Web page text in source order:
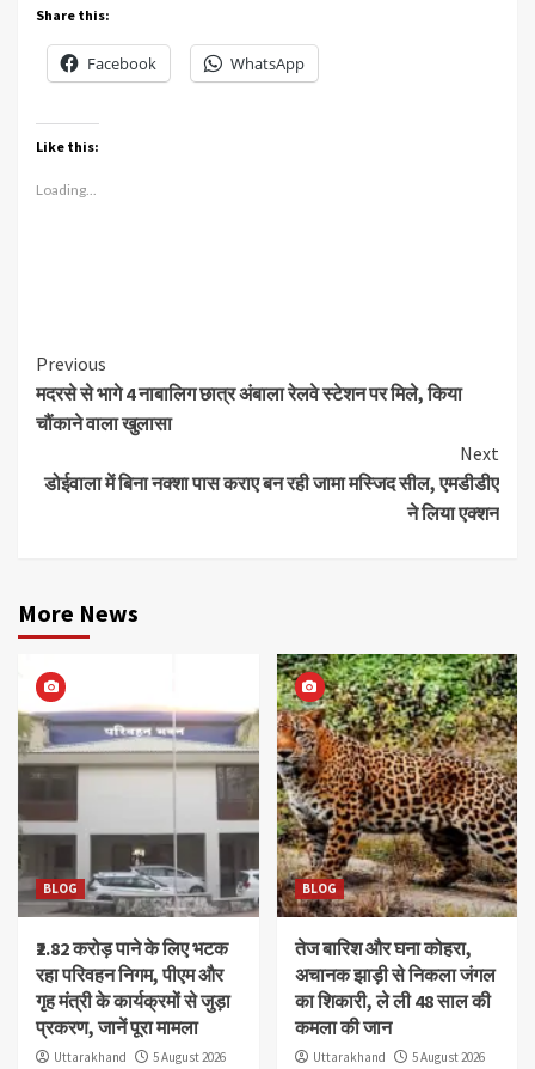
Share this:
Facebook WhatsApp
Like this:
Loading...
Continue
Reading
Previous
मदरसे से भागे 4 नाबालिग छात्र अंबाला रेलवे स्टेशन पर मिले, किया
चौंकाने वाला खुलासा
Next
डोईवाला में बिना नक्शा पास कराए बन रही जामा मस्जिद सील, एमडीडीए
ने लिया एक्शन
More News
BLOG
₹2.82 करोड़ पाने के लिए भटक
रहा परिवहन निगम, पीएम और
गृह मंत्री के कार्यक्रमों से जुड़ा
प्रकरण, जानें पूरा मामला
Uttarakhand
5 August 2026
BLOG
तेज बारिश और घना कोहरा,
अचानक झाड़ी से निकला जंगल
का शिकारी, ले ली 48 साल की
कमला की जान
Uttarakhand
5 August 2026